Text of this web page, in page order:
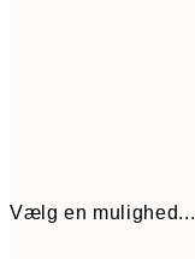
Vælg en mulighed...